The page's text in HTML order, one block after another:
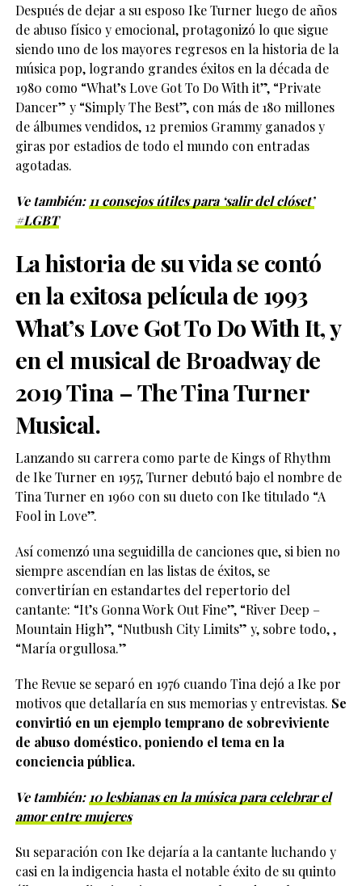
Después de dejar a su esposo Ike Turner luego de años
de abuso físico y emocional, protagonizó lo que sigue
siendo uno de los mayores regresos en la historia de la
música pop, logrando grandes éxitos en la década de
1980 como “What’s Love Got To Do With it”, “Private
Dancer” y “Simply The Best”, con más de 180 millones
de álbumes vendidos, 12 premios Grammy ganados y
giras por estadios de todo el mundo con entradas
agotadas.
Ve también: 11 consejos útiles para ‘salir del clóset’
#LGBT
La historia de su vida se contó
en la exitosa película de 1993
What’s Love Got To Do With It, y
en el musical de Broadway de
2019 Tina – The Tina Turner
Musical.
Lanzando su carrera como parte de Kings of Rhythm
de Ike Turner en 1957, Turner debutó bajo el nombre de
Tina Turner en 1960 con su dueto con Ike titulado “A
Fool in Love”.
Así comenzó una seguidilla de canciones que, si bien no
siempre ascendían en las listas de éxitos, se
convertirían en estandartes del repertorio del
cantante: “It’s Gonna Work Out Fine”, “River Deep –
Mountain High”, “Nutbush City Limits” y, sobre todo, ,
“María orgullosa.”
The Revue se separó en 1976 cuando Tina dejó a Ike por
motivos que detallaría en sus memorias y entrevistas. Se
convirtió en un ejemplo temprano de sobreviviente
de abuso doméstico, poniendo el tema en la
conciencia pública.
Ve también: 10 lesbianas en la música para celebrar el
amor entre mujeres
Su separación con Ike dejaría a la cantante luchando y
casi en la indigencia hasta el notable éxito de su quinto